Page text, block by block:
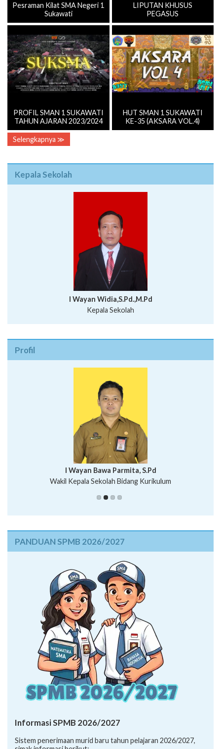
Pesraman Kilat SMA Negeri 1
Sukawati
LIPUTAN KHUSUS
PEGASUS
PROFIL SMAN 1 SUKAWATI
TAHUN AJARAN 2023/2024
HUT SMAN 1 SUKAWATI
KE-35 (AKSARA VOL.4)
Selengkapnya ≫
Kepala Sekolah
I Wayan Widia,S.Pd.,M.Pd
Kepala Sekolah
Profil
Putu Suhartana, S.Pd.
I Wayan Bawa Parmita, S.Pd
Wakil Kepala Sekolah Bidang Kurikulum
I Wayan Gede Aditya Pratita, S.Pd., M.Sn
Ni Wayan Nopi Sutantri, S.Pd.
PANDUAN SPMB 2026/2027
Informasi SPMB 2026/2027
Sistem penerimaan murid baru tahun pelajaran 2026/2027,